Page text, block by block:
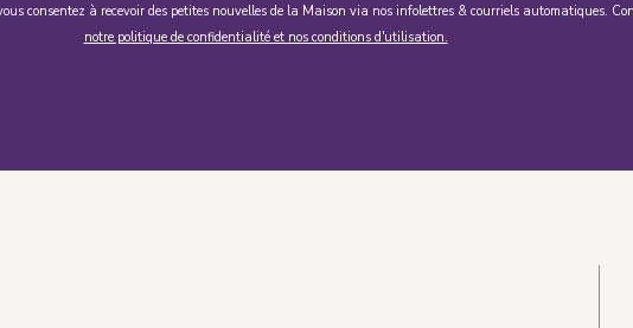
consentez à recevoir des petites nouvelles de la Maison via nos infolettres & courriels automatiques.
notre politique de confidentialité et nos conditions d'utilisation.